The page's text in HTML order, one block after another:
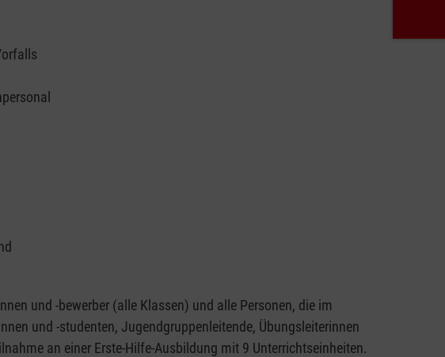
und -bewerber (alle Klassen) und alle Personen, die im
und -studenten, Jugendgruppenleitende, Übungsleiterinnen
an einer Erste-Hilfe-Ausbildung mit 9 Unterrichtseinheiten.